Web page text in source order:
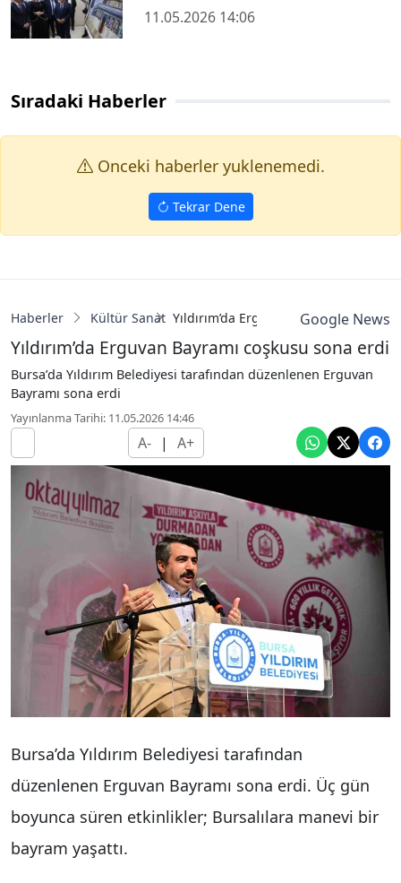
11.05.2026 14:06
Sıradaki Haberler
Onceki haberler yuklenemedi.
Tekrar Dene
Haberler Kültür Sanat Yıldırım’da Erguvan Bayramı
Google News
Yıldırım’da Erguvan Bayramı coşkusu sona erdi
Bursa’da Yıldırım Belediyesi tarafından düzenlenen Erguvan
Bayramı sona erdi
Yayınlanma Tarihi: 11.05.2026 14:46
A- | A+
Bursa’da Yıldırım Belediyesi tarafından
düzenlenen Erguvan Bayramı sona erdi. Üç gün
boyunca süren etkinlikler; Bursalılara manevi bir
bayram yaşattı.